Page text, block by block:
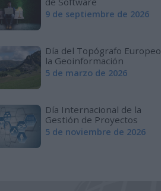
9 de septiembre de 2026
Día del Topógrafo
la Geoinformación
5 de marzo de 2026
Día Internacional de la
Gestión de Proyectos
5 de noviembre de 2026